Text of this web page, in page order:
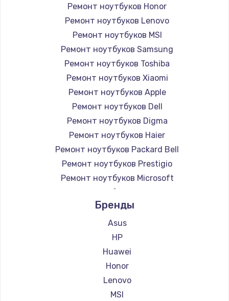
Ремонт ноутбуков Honor
Ремонт ноутбуков Lenovo
Ремонт ноутбуков MSI
Ремонт ноутбуков Samsung
Ремонт ноутбуков Toshiba
Ремонт ноутбуков Xiaomi
Ремонт ноутбуков Apple
Ремонт ноутбуков Dell
Ремонт ноутбуков Digma
Ремонт ноутбуков Haier
Ремонт ноутбуков Packard Bell
Ремонт ноутбуков Prestigio
Ремонт ноутбуков Microsoft
Ремонт ноутбуков Alienware
Ремонт ноутбуков Aquarius
Ремонт ноутбуков Gigabyte
Ремонт ноутбуков Aorus
Ремонт ноутбуков Maibenben
Ремонт ноутбуков Getac
Ремонт ноутбуков Epson
Ремонт ноутбуков Philips
Бренды
Asus
HP
Huawei
Honor
Lenovo
MSI